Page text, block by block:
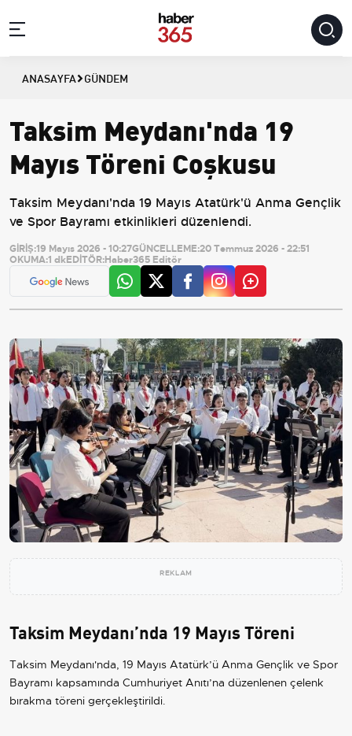
ANASAYFA GÜNDEM
Taksim Meydanı'nda 19
Mayıs Töreni Coşkusu
Taksim Meydanı'nda 19 Mayıs Atatürk'ü Anma Gençlik
ve Spor Bayramı etkinlikleri düzenlendi.
GİRİŞ:19 Mayıs 2026 - 10:27GÜNCELLEME:20 Temmuz 2026 - 22:51
OKUMA:1 dkEDİTÖR:Haber365 Editör
REKLAM
Taksim Meydanı’nda 19 Mayıs Töreni
Taksim Meydanı'nda, 19 Mayıs Atatürk’ü Anma Gençlik ve Spor
Bayramı kapsamında Cumhuriyet Anıtı’na düzenlenen çelenk
bırakma töreni gerçekleştirildi.